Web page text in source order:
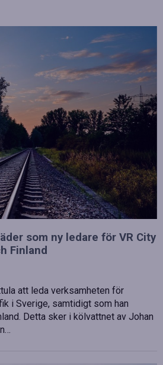
som ny ledare för VR City
Finland
att leda verksamheten för
i Sverige, samtidigt som han
Detta sker i kölvattnet av Johan